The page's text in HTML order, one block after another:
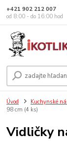
+421 902 212 007
od 8:00 - do 16:00 hod
Úvod Kuchynské
98 cm (4 ks)
Vidličky